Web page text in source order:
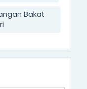
Bakat